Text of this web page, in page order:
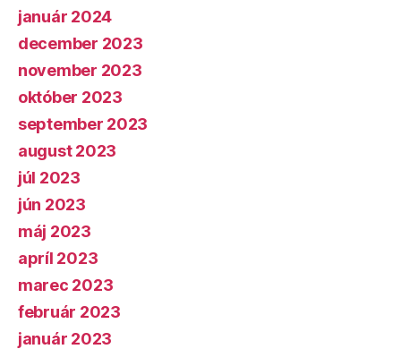
január 2024
december 2023
november 2023
október 2023
september 2023
august 2023
júl 2023
jún 2023
máj 2023
apríl 2023
marec 2023
február 2023
január 2023